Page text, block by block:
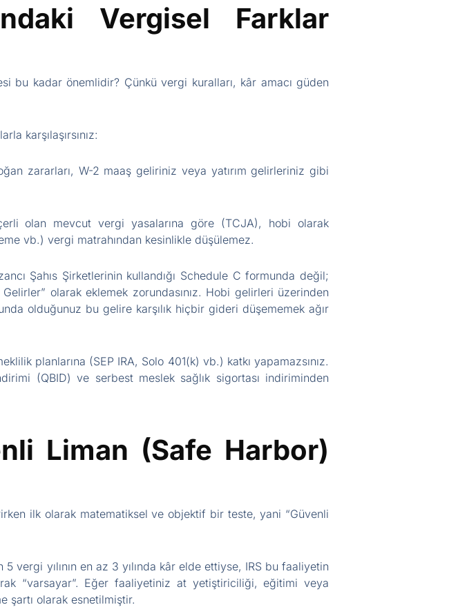
Vergisel Farklar
kadar önemlidir? Çünkü vergi kuralları, kâr amacı güden
karşılaşırsınız:
zararları, W-2 maaş geliriniz veya yatırım gelirleriniz gibi
olan mevcut vergi yasalarına göre (TCJA), hobi olarak
vb.) vergi matrahından kesinlikle düşülemez.
Şahıs Şirketlerinin kullandığı Schedule C formunda değil;
olarak eklemek zorundasınız. Hobi gelirleri üzerinden
olduğunuz bu gelire karşılık hiçbir gideri düşememek ağır
planlarına (SEP IRA, Solo 401(k) vb.) katkı yapamazsınız.
(QBID) ve serbest meslek sağlık sigortası indiriminden
Liman (Safe Harbor)
ilk olarak matematiksel ve objektif bir teste, yani “Güvenli
vergi yılının en az 3 yılında kâr elde ettiyse, IRS bu faaliyetin
“varsayar”. Eğer faaliyetiniz at yetiştiriciliği, eğitimi veya
şartı olarak esnetilmiştir.